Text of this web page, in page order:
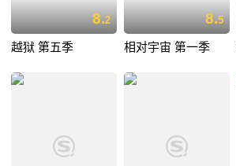
8.2
越狱 第五季
8.5
相对宇宙 第一季